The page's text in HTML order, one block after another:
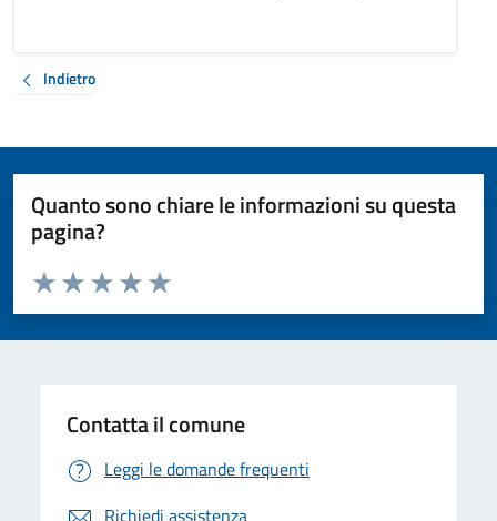
Indietro
Quanto sono chiare le informazioni su questa
pagina?
Valuta da 1 a 5 stelle la pagina
Valuta 5 stelle su 5
Valuta 4 stelle su 5
Valuta 3 stelle su 5
Valuta 2 stelle su 5
Valuta 1 stelle su 5
Contatta il comune
Leggi le domande frequenti
Richiedi assistenza